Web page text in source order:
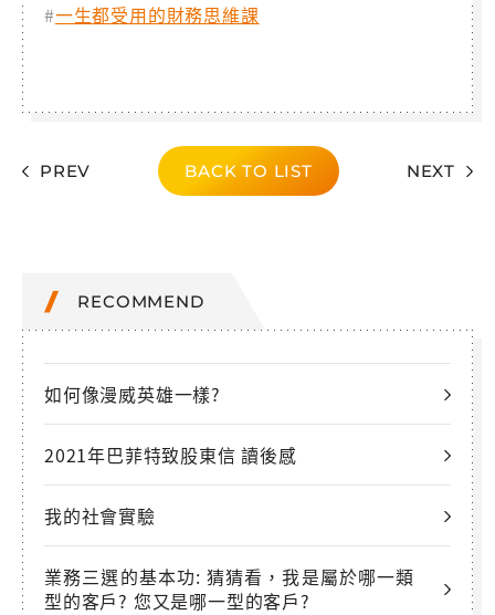
#一生都受用的財務思維課
PREV BACK TO LIST NEXT
RECOMMEND
如何像漫威英雄一樣?
2021年巴菲特致股東信 讀後感
我的社會實驗
業務三選的基本功: 猜猜看，我是屬於哪一類
型的客戶? 您又是哪一型的客戶?